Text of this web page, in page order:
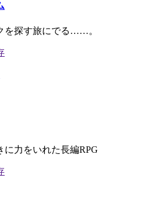
を探す旅にでる……。
に力をいれた長編RPG